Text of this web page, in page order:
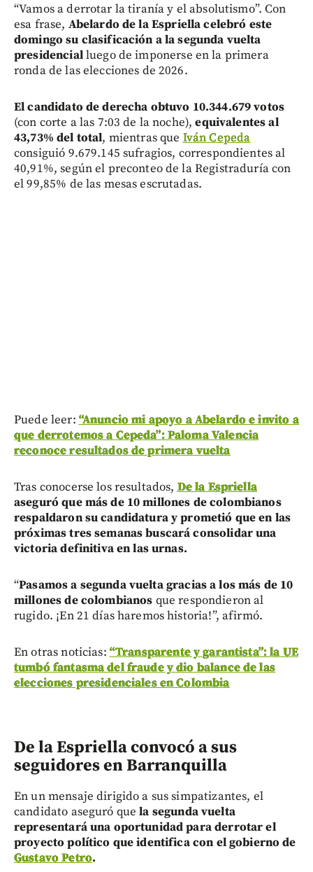
“Vamos a derrotar la tiranía y el absolutismo”. Con
esa frase, Abelardo de la Espriella celebró este
domingo su clasificación a la segunda vuelta
presidencialluego de imponerse en la primera
ronda de las elecciones de 2026.
El candidato de derecha obtuvo 10.344.679 votos
(con corte a las 7:03 de la noche),equivalentes al
43,73% del total, mientras que Iván Cepeda
consiguió 9.679.145 sufragios, correspondientes al
40,91%, según el preconteo de la Registraduría con
el 99,85% de las mesas escrutadas.
Puede leer: “Anuncio mi apoyo a Abelardo e invito a
que derrotemos a Cepeda”: Paloma Valencia
reconoce resultados de primera vuelta
Tras conocerse los resultados, De la Espriella
aseguró que más de 10 millones de colombianos
respaldaron su candidatura y prometió que en las
próximas tres semanas buscará consolidar una
victoria definitiva en las urnas.
“Pasamos a segunda vuelta gracias a los más de 10
millones de colombianos que respondieron al
rugido. ¡En 21 días haremos historia!”, afirmó.
En otras noticias: “Transparente y garantista”: la UE
tumbó fantasma del fraude y dio balance de las
elecciones presidenciales en Colombia
De la Espriella convocó a sus
seguidores en Barranquilla
En un mensaje dirigido a sus simpatizantes, el
candidato aseguró quela segunda vuelta
representará una oportunidad para derrotar el
proyecto político que identifica con el gobierno de
Gustavo Petro.